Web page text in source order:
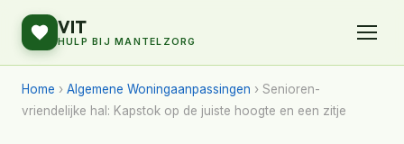
VIT
HULP BIJ MANTELZORG
Home › Algemene Woningaanpassingen › Senioren-
vriendelijke hal: Kapstok op de juiste hoogte en een zitje